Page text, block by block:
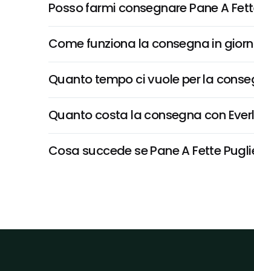
Posso farmi consegnare Pane A
Come funziona la consegna in
Quanto tempo ci vuole per la
Quanto costa la consegna con
Cosa succede se Pane A Fette